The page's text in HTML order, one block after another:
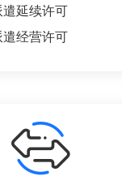
延续许可
经营许可